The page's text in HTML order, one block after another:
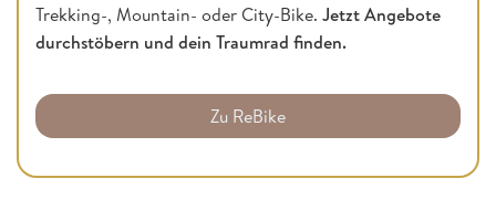
Trekking-, Mountain- oder City-Bike. Jetzt Angebote
durchstöbern und dein Traumrad finden.
Zu ReBike